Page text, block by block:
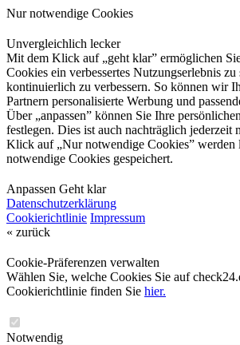
Nur notwendige Cookies
Unvergleichlich lecker
Mit dem Klick auf „geht klar” ermöglichen
Cookies ein verbessertes Nutzungserlebnis zu
kontinuierlich zu verbessern. So können wir
Partnern personalisierte Werbung und
Über „anpassen” können Sie Ihre
festlegen. Dies ist auch nachträglich jederzeit
Klick auf „Nur notwendige Cookies” werden
notwendige Cookies gespeichert.
Anpassen Geht klar
Datenschutzerklärung
Cookierichtlinie Impressum
« zurück
Cookie-Präferenzen verwalten
Wählen Sie, welche Cookies Sie auf
Cookierichtlinie finden Sie hier.
Notwendig